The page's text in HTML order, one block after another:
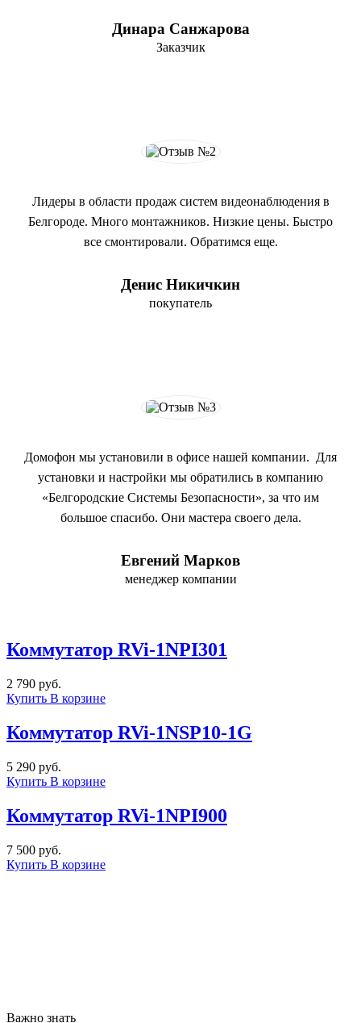
Динара Санжарова
Заказчик
Лидеры в области продаж систем видеонаблюдения в
Белгороде. Много монтажников. Низкие цены. Быстро
все смонтировали. Обратимся еще.
Денис Никичкин
покупатель
Домофон мы установили в офисе нашей компании. Для
установки и настройки мы обратились в компанию
«Белгородские Системы Безопасности», за что им
большое спасибо. Они мастера своего дела.
Евгений Марков
менеджер компании
Коммутатор RVi-1NPI301
2 790 руб.
Купить В корзине
Коммутатор RVi-1NSP10-1G
5 290 руб.
Купить В корзине
Коммутатор RVi-1NPI900
7 500 руб.
Купить В корзине
Важно знать